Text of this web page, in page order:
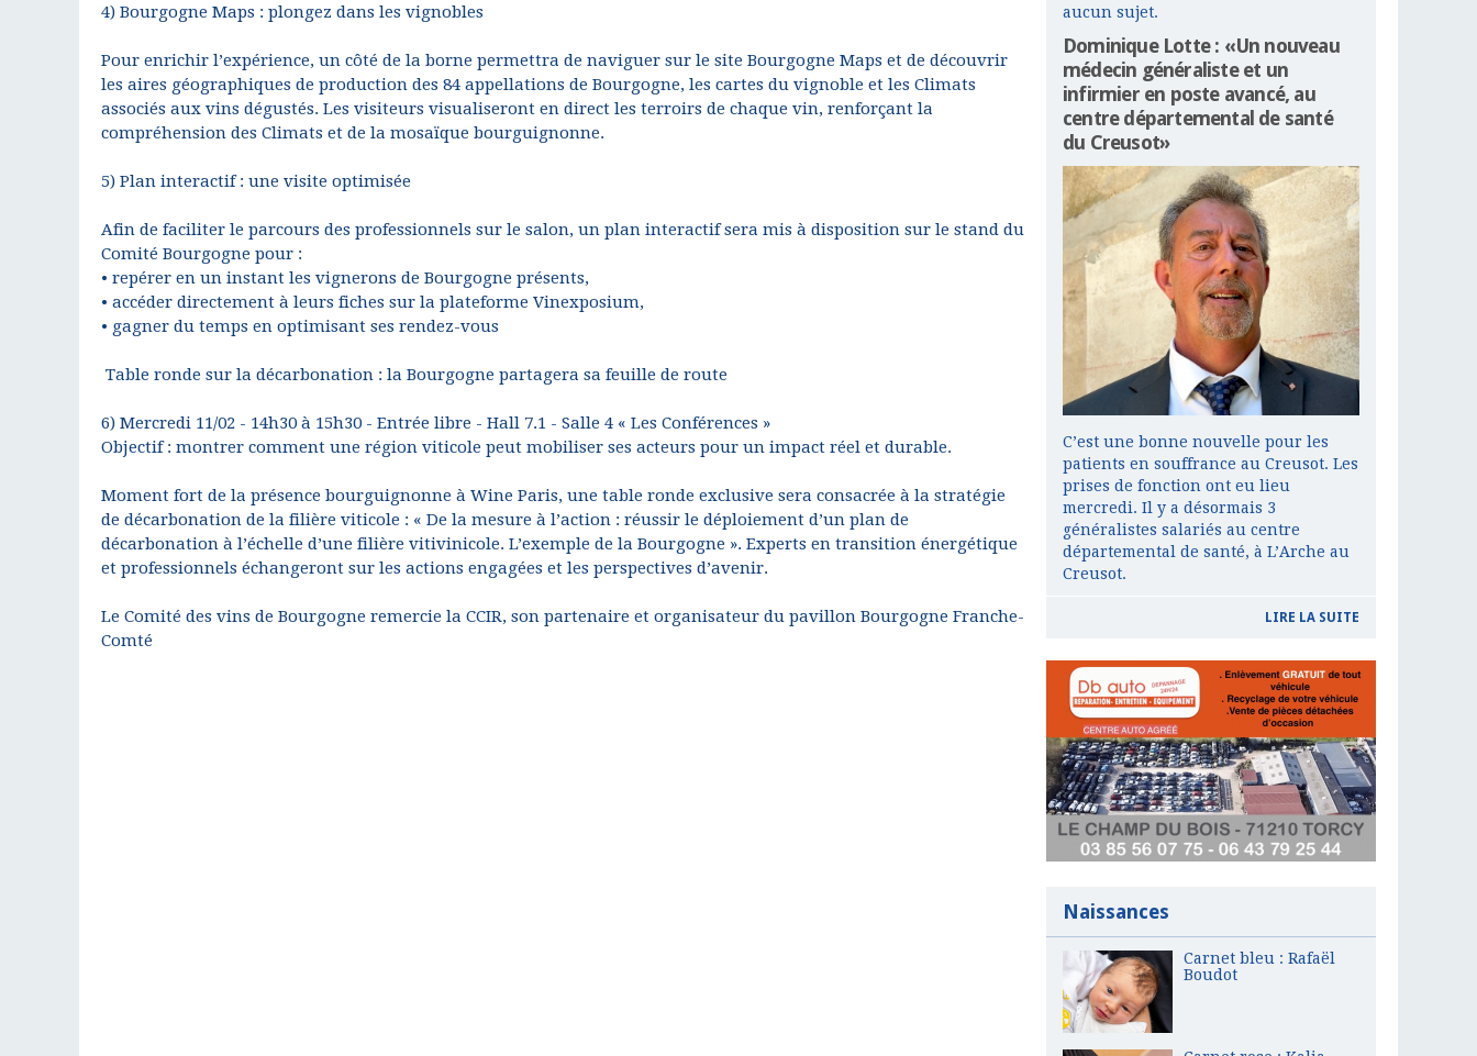
4) Bourgogne Maps : plongez dans les vignobles
Pour enrichir l’expérience, un côté de la borne permettra de naviguer sur le site Bourgogne Maps et de découvrir
les aires géographiques de production des 84 appellations de Bourgogne, les cartes du vignoble et les Climats
associés aux vins dégustés. Les visiteurs visualiseront en direct les terroirs de chaque vin, renforçant la
compréhension des Climats et de la mosaïque bourguignonne.
5) Plan interactif : une visite optimisée
Afin de faciliter le parcours des professionnels sur le salon, un plan interactif sera mis à disposition sur le stand du
Comité Bourgogne pour :
• repérer en un instant les vignerons de Bourgogne présents,
• accéder directement à leurs fiches sur la plateforme Vinexposium,
• gagner du temps en optimisant ses rendez-vous
Table ronde sur la décarbonation : la Bourgogne partagera sa feuille de route
6) Mercredi 11/02 - 14h30 à 15h30 - Entrée libre - Hall 7.1 - Salle 4 « Les Conférences »
Objectif : montrer comment une région viticole peut mobiliser ses acteurs pour un impact réel et durable.
Moment fort de la présence bourguignonne à Wine Paris, une table ronde exclusive sera consacrée à la stratégie
de décarbonation de la filière viticole : « De la mesure à l’action : réussir le déploiement d’un plan de
décarbonation à l’échelle d’une filière vitivinicole. L’exemple de la Bourgogne ». Experts en transition énergétique
et professionnels échangeront sur les actions engagées et les perspectives d’avenir.
Le Comité des vins de Bourgogne remercie la CCIR, son partenaire et organisateur du pavillon Bourgogne Franche-
Comté
aucun sujet.
Dominique Lotte : «Un nouveau
médecin généraliste et un
infirmier en poste avancé, au
centre départemental de santé
du Creusot»
C’est une bonne nouvelle pour les
patients en souffrance au Creusot. Les
prises de fonction ont eu lieu
mercredi. Il y a désormais 3
généralistes salariés au centre
départemental de santé, à L’Arche au
Creusot.
LIRE LA SUITE
Naissances
Carnet bleu : Rafaël
Boudot